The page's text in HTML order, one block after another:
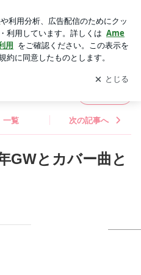
キラプロジェクト」Powered
の更新通知
を受け取りまし
開く
一覧 次の記事へ
GWとカバー曲と